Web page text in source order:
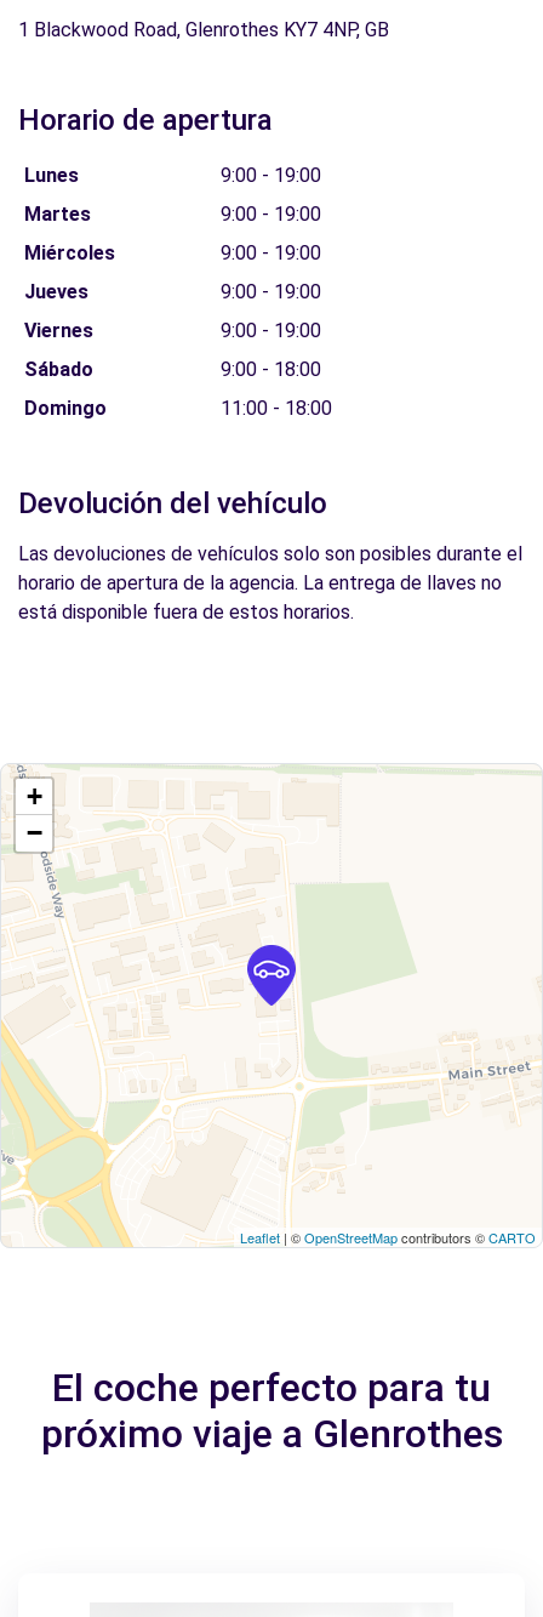
1 Blackwood Road, Glenrothes KY7 4NP, GB
Horario de apertura
Lunes
9:00 - 19:00
Martes
9:00 - 19:00
Miércoles
9:00 - 19:00
Jueves
9:00 - 19:00
Viernes
9:00 - 19:00
Sábado
9:00 - 18:00
Domingo
11:00 - 18:00
Devolución del vehículo
Las devoluciones de vehículos solo son posibles durante el
horario de apertura de la agencia. La entrega de llaves no
está disponible fuera de estos horarios.
+
−
Leaflet | ©OpenStreetMapcontributors ©CARTO
El coche perfecto para tu
próximo viaje a Glenrothes